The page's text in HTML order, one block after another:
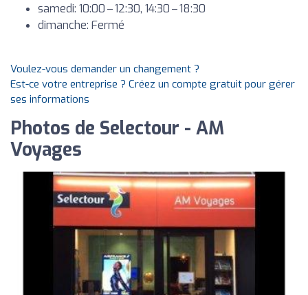
samedi: 10:00 – 12:30, 14:30 – 18:30
dimanche: Fermé
Voulez-vous demander un changement ?
Est-ce votre entreprise ? Créez un compte gratuit pour gérer
ses informations
Photos de Selectour - AM
Voyages